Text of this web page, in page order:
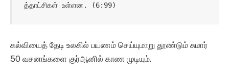
த்தாட்சிகள் உள்ளன. (6:99)
கல்வியைத் தேடி உலகில் பயணம் செய்யுமாறு தூண்டும் சுமார்
50 வசனங்களை குர்ஆனில் காண முடியும்.